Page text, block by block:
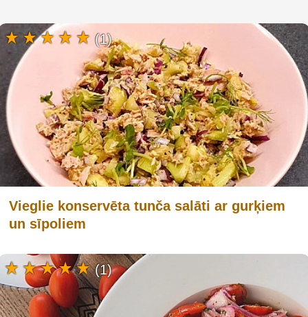
Vieglie konservēta tunča salāti ar gurķiem
un sīpoliem
(1)
(1)